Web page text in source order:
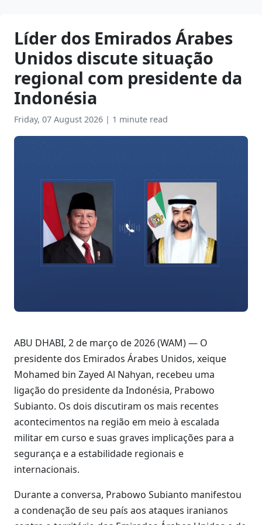
Líder dos Emirados Árabes
Unidos discute situação
regional com presidente da
Indonésia
Friday, 07 August 2026 | 1 minute read
ABU DHABI, 2 de março de 2026 (WAM) — O
presidente dos Emirados Árabes Unidos, xeique
Mohamed bin Zayed Al Nahyan, recebeu uma
ligação do presidente da Indonésia, Prabowo
Subianto. Os dois discutiram os mais recentes
acontecimentos na região em meio à escalada
militar em curso e suas graves implicações para a
segurança e a estabilidade regionais e
internacionais.
Durante a conversa, Prabowo Subianto manifestou
a condenação de seu país aos ataques iranianos